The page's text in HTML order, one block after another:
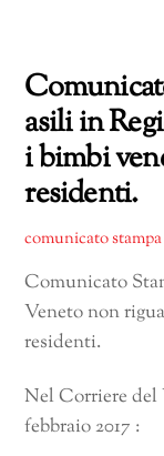
asili in
i bimbi
residenti.
comunicato stampa
Comunicato
Veneto non
residenti.
Nel Corriere
febbraio 2017 :